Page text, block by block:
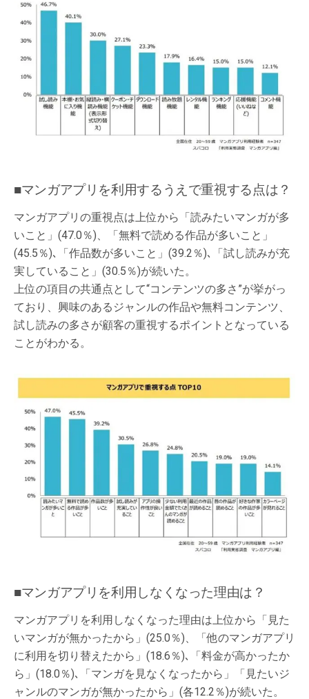
■マンガアプリを利用するうえで重視する点は？
マンガアプリの重視点は上位から「読みたいマンガが多
いこと」(47.0％)、「無料で読める作品が多いこと」
(45.5％)､「作品数が多いこと」(39.2％)､「試し読みが充
実していること」(30.5％)が続いた。
上位の項目の共通点として“コンテンツの多さ”が挙がっ
ており、興味のあるジャンルの作品や無料コンテンツ、
試し読みの多さが顧客の重視するポイントとなっている
ことがわかる。
■マンガアプリを利用しなくなった理由は？
マンガアプリを利用しなくなった理由は上位から「見た
いマンガが無かったから」(25.0％)、「他のマンガアプリ
に利用を切り替えたから」(18.6％)､「料金が高かったか
ら」(18.0％)､「マンガを見なくなったから」「見たいジ
ャンルのマンガが無かったから」(各12.2％)が続いた。